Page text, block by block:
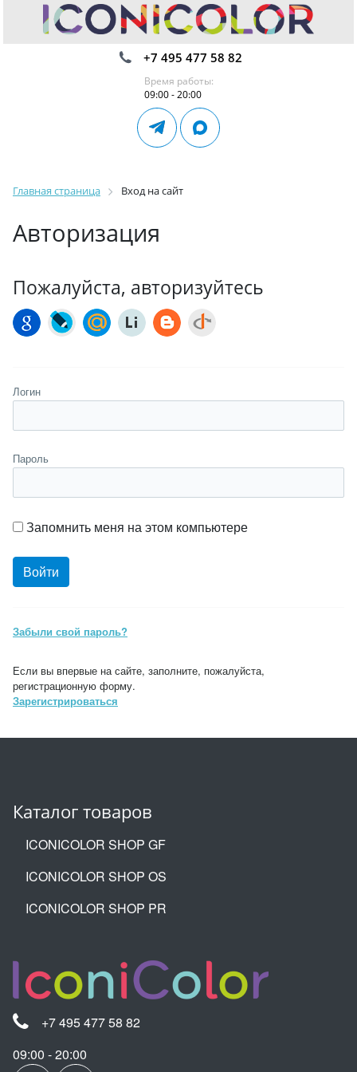
+7 495 477 58 82
Время работы:
09:00 - 20:00
Главная страница Вход на сайт
Авторизация
Пожалуйста, авторизуйтесь
Логин
Пароль
Запомнить меня на этом компьютере
Забыли свой пароль?
Если вы впервые на сайте, заполните, пожалуйста,
регистрационную форму.
Зарегистрироваться
Каталог товаров
ICONICOLOR SHOP GF
ICONICOLOR SHOP OS
ICONICOLOR SHOP PR
+7 495 477 58 82
09:00 - 20:00